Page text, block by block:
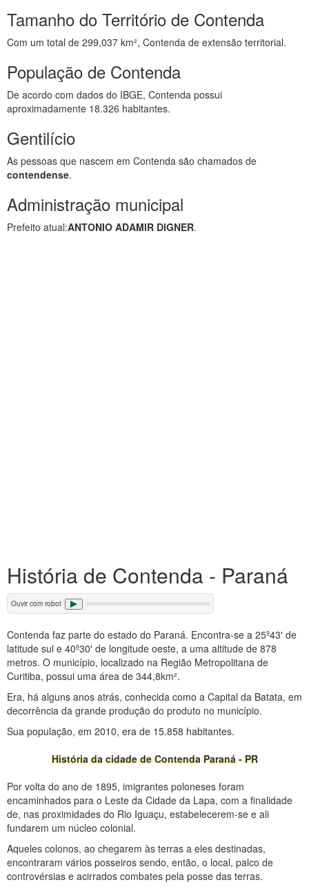
Tamanho do Território de Contenda
Com um total de 299,037 km², Contenda de extensão territorial.
População de Contenda
De acordo com dados do IBGE, Contenda possui
aproximadamente 18.326 habitantes.
Gentilício
As pessoas que nascem em Contenda são chamados de
contendense.
Administração municipal
Prefeito atual:ANTONIO ADAMIR DIGNER.
História de Contenda - Paraná
Ouvir com robot
Contenda faz parte do estado do Paraná. Encontra-se a 25º43′ de
latitude sul e 40º30′ de longitude oeste, a uma altitude de 878
metros. O município, localizado na Região Metropolitana de
Curitiba, possui uma área de 344,8km².
Era, há alguns anos atrás, conhecida como a Capital da Batata, em
decorrência da grande produção do produto no município.
Sua população, em 2010, era de 15.858 habitantes.
História da cidade de Contenda Paraná - PR
Por volta do ano de 1895, imigrantes poloneses foram
encaminhados para o Leste da Cidade da Lapa, com a finalidade
de, nas proximidades do Rio Iguaçu, estabelecerem-se e ali
fundarem um núcleo colonial.
Aqueles colonos, ao chegarem às terras a eles destinadas,
encontraram vários posseiros sendo, então, o local, palco de
controvérsias e acirrados combates pela posse das terras.